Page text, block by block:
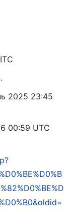
.
2025 23:45
00:59 UTC